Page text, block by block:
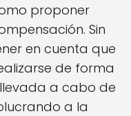
proponer
Sin
en cuenta que
de forma
a cabo de
a la